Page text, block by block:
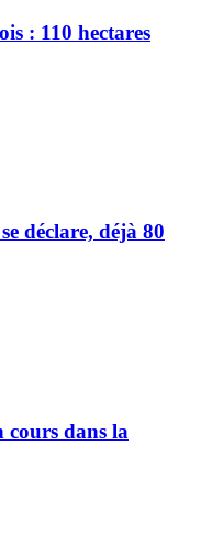
: 110 hectares
déclare, déjà 80
cours dans la